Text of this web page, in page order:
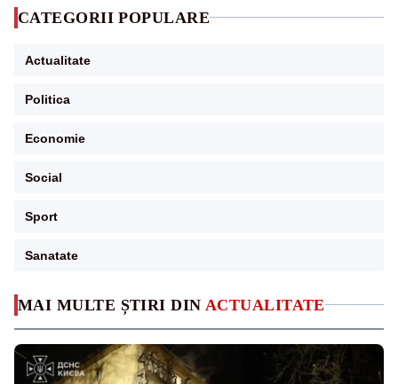
MAI MULTE ȘTIRI DIN ACTUALITATE
CATEGORII POPULARE
Actualitate
Politica
Economie
Social
Sport
Sanatate